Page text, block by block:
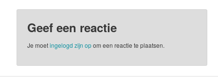
Geef een reactie
Je moetingelogd zijn opom een reactie te plaatsen.